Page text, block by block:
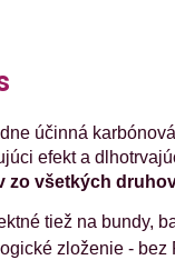
účinná karbónová
efekt a
zo všetkých
tiež na bundy,
zloženie - bez